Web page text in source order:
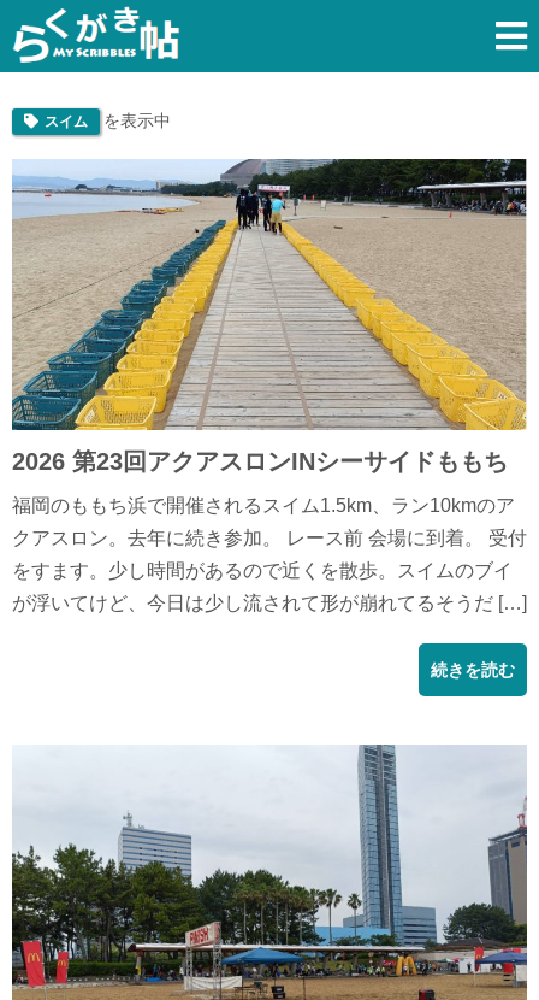
スイム を表示中
2026 第23回アクアスロンINシーサイドももち
福岡のももち浜で開催されるスイム1.5km、ラン10kmのア
クアスロン。去年に続き参加。 レース前 会場に到着。 受付
をすます。少し時間があるので近くを散歩。スイムのブイ
が浮いてけど、今日は少し流されて形が崩れてるそうだ […]
続きを読む